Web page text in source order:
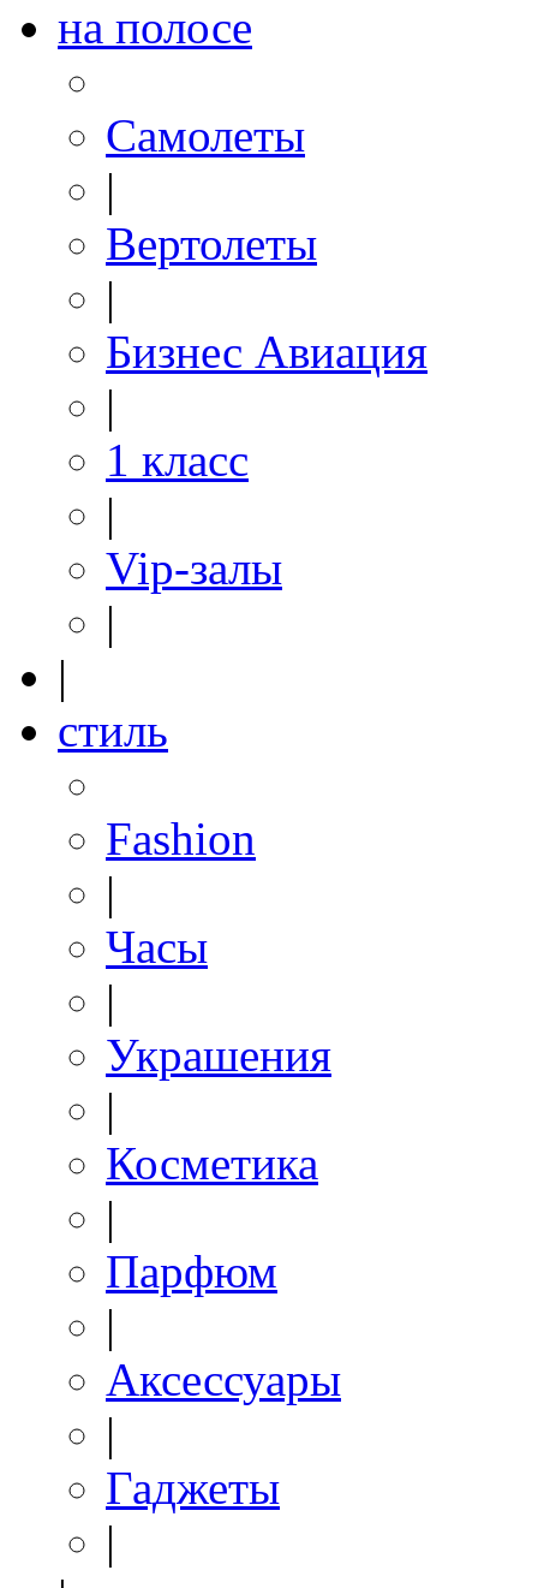
на полосе
Самолеты
|
Вертолеты
|
Бизнес Авиация
|
1 класс
|
Vip-залы
|
|
стиль
Fashion
|
Часы
|
Украшения
|
Косметика
|
Парфюм
|
Аксессуары
|
Гаджеты
|